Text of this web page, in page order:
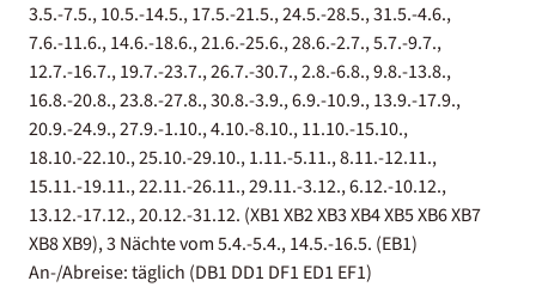
3.5.-7.5., 10.5.-14.5., 17.5.-21.5., 24.5.-28.5., 31.5.-4.6.,
7.6.-11.6., 14.6.-18.6., 21.6.-25.6., 28.6.-2.7., 5.7.-9.7.,
12.7.-16.7., 19.7.-23.7., 26.7.-30.7., 2.8.-6.8., 9.8.-13.8.,
16.8.-20.8., 23.8.-27.8., 30.8.-3.9., 6.9.-10.9., 13.9.-17.9.,
20.9.-24.9., 27.9.-1.10., 4.10.-8.10., 11.10.-15.10.,
18.10.-22.10., 25.10.-29.10., 1.11.-5.11., 8.11.-12.11.,
15.11.-19.11., 22.11.-26.11., 29.11.-3.12., 6.12.-10.12.,
13.12.-17.12., 20.12.-31.12. (XB1 XB2 XB3 XB4 XB5 XB6 XB7
XB8 XB9), 3 Nächte vom 5.4.-5.4., 14.5.-16.5. (EB1)
An-/Abreise: täglich (DB1 DD1 DF1 ED1 EF1)